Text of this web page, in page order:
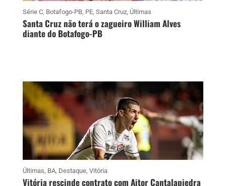
Série C, Botafogo-PB, PE, Santa Cruz, Últimas
Santa Cruz não terá o zagueiro William Alves
diante do Botafogo-PB
Últimas, BA, Destaque, Vitória
Vitória rescinde contrato com Aitor Cantalapiedra